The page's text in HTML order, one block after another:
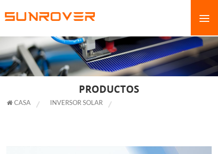
PRODUCTOS
CASA INVERSOR SOLAR